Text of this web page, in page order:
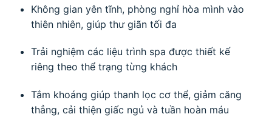
Không gian yên tĩnh, phòng nghỉ hòa mình vào
thiên nhiên, giúp thư giãn tối đa
Trải nghiệm các liệu trình spa được thiết kế
riêng theo thể trạng từng khách
Tắm khoáng giúp thanh lọc cơ thể, giảm căng
thẳng, cải thiện giấc ngủ và tuần hoàn máu